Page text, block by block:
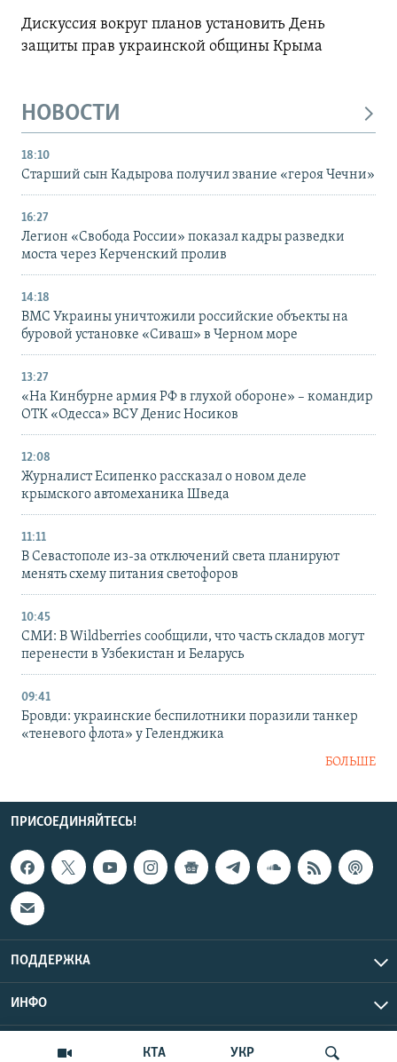
КТА УКР
Дискуссия вокруг планов установить День
защиты прав украинской общины Крыма
НОВОСТИ
18:10
Старший сын Кадырова получил звание «героя Чечни»
16:27
Легион «Свобода России» показал кадры разведки
моста через Керченский пролив
14:18
ВМС Украины уничтожили российские объекты на
буровой установке «Сиваш» в Черном море
13:27
«На Кинбурне армия РФ в глухой обороне» – командир
ОТК «Одесса» ВСУ Денис Носиков
12:08
Журналист Есипенко рассказал о новом деле
крымского автомеханика Шведа
11:11
В Севастополе из-за отключений света планируют
менять схему питания светофоров
10:45
СМИ: В Wildberries сообщили, что часть складов могут
перенести в Узбекистан и Беларусь
09:41
Бровди: украинские беспилотники поразили танкер
«теневого флота» у Геленджика
БОЛЬШЕ
ПРИСОЕДИНЯЙТЕСЬ!
ПОДДЕРЖКА
ИНФО
Copyright Крым.Реалии, 2026 | Все права защищены.
UTC+3